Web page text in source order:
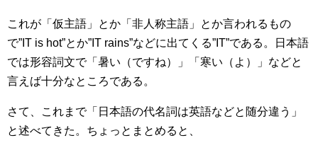
これが「仮主語」とか「非人称主語」とか言われるもの
で”IT is hot”とか”IT rains”などに出てくる”IT”である。日本語
では形容詞文で「暑い（ですね）」「寒い（よ）」などと
言えば十分なところである。
さて、これまで「日本語の代名詞は英語などと随分違う」
と述べてきた。ちょっとまとめると、